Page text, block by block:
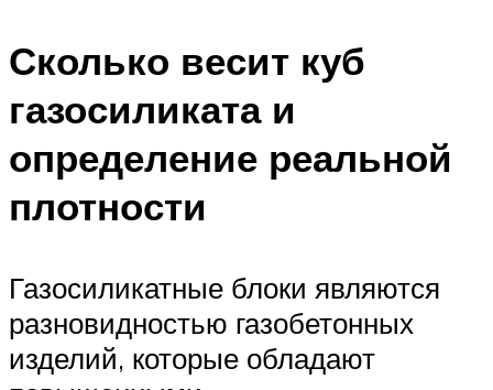
Сколько весит куб
газосиликата и
определение реальной
плотности
Газосиликатные блоки являются
разновидностью газобетонных
изделий, которые обладают